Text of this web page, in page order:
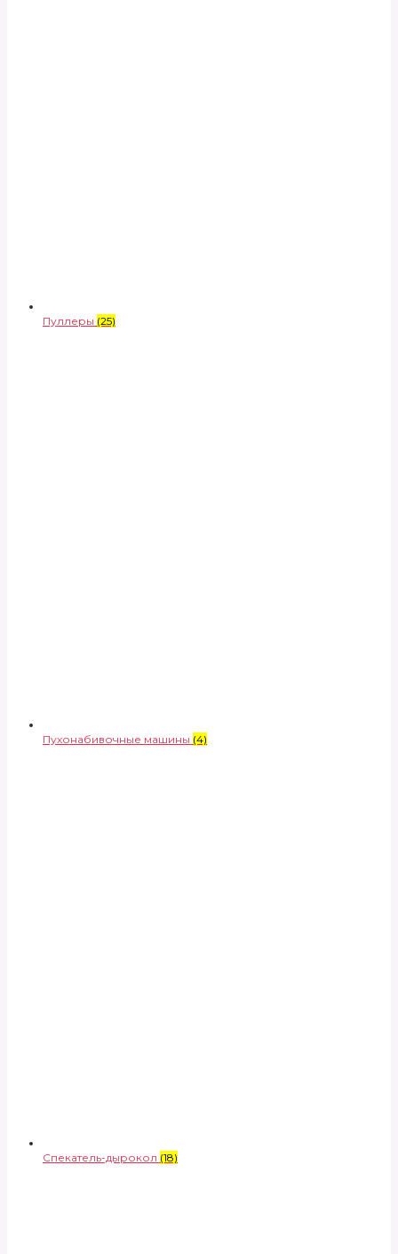
Пуллеры (25)
Пухонабивочные машины (4)
Спекатель-дырокол (18)